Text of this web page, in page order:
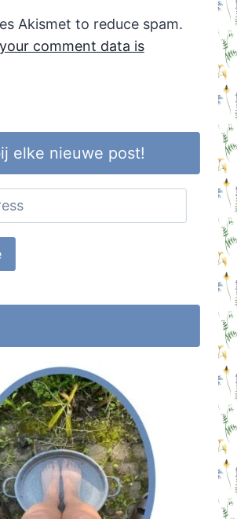
Akismet to reduce spam.
comment data is
elke nieuwe post!